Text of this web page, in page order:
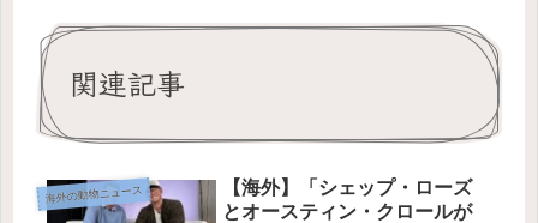
関連記事
海外の動物ニュース
【海外】「シェップ・ローズ
とオースティン・クロールが